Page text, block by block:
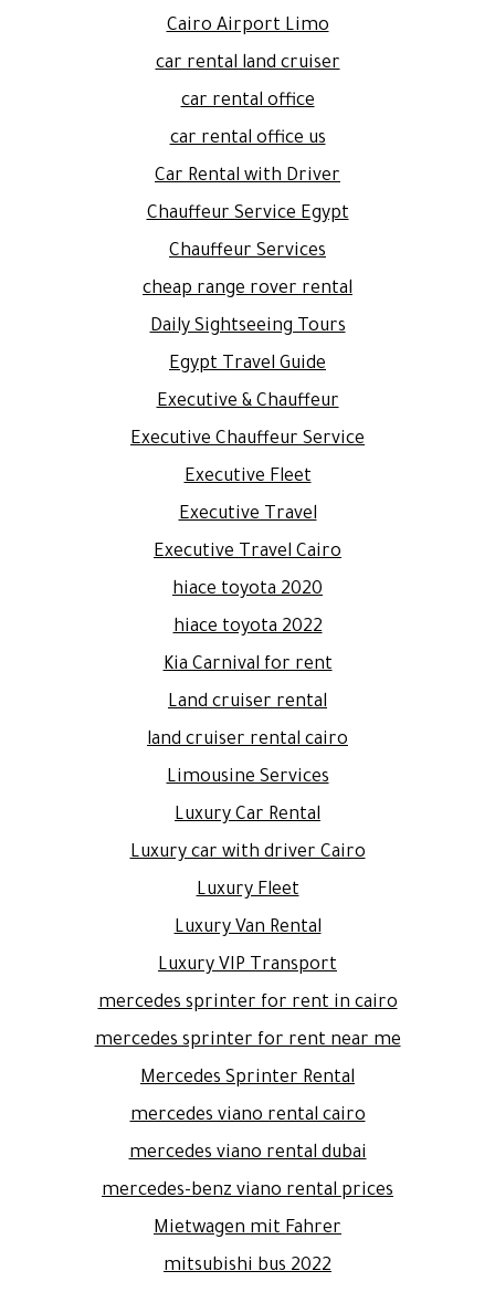
Cairo Airport Limo
car rental land cruiser
car rental office
car rental office us
Car Rental with Driver
Chauffeur Service Egypt
Chauffeur Services
cheap range rover rental
Daily Sightseeing Tours
Egypt Travel Guide
Executive & Chauffeur
Executive Chauffeur Service
Executive Fleet
Executive Travel
Executive Travel Cairo
hiace toyota 2020
hiace toyota 2022
Kia Carnival for rent
Land cruiser rental
land cruiser rental cairo
Limousine Services
Luxury Car Rental
Luxury car with driver Cairo
Luxury Fleet
Luxury Van Rental
Luxury VIP Transport
mercedes sprinter for rent in cairo
mercedes sprinter for rent near me
Mercedes Sprinter Rental
mercedes viano rental cairo
mercedes viano rental dubai
mercedes-benz viano rental prices
Mietwagen mit Fahrer
mitsubishi bus 2022